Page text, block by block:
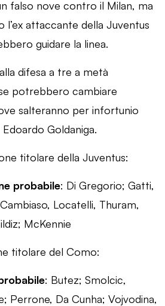
falso nove contro il Milan, ma
l’ex attaccante della Juventus
guidare la linea.
difesa a tre a metà
potrebbero cambiare
salteranno per infortunio
Goldaniga.
titolare della Juventus:
probabile: Di Gregorio; Gatti,
Locatelli, Thuram,
McKennie
titolare del Como:
: Butez; Smolcic,
Perrone, Da Cunha; Vojvodina,